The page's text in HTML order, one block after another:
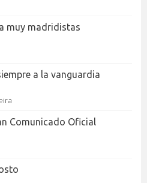
muy madridistas
a la vanguardia
Comunicado Oficial